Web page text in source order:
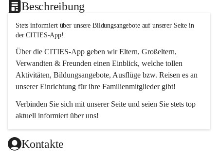
Beschreibung
Stets informiert über unsere Bildungsangebote auf unserer Seite in
der CITIES-App!
Über die CITIES-App geben wir Eltern, Großeltern,
Verwandten & Freunden einen Einblick, welche tollen
Aktivitäten, Bildungsangebote, Ausflüge bzw. Reisen es an
unserer Einrichtung für ihre Familienmitglieder gibt!
Verbinden Sie sich mit unserer Seite und seien Sie stets top
aktuell informiert über uns!
Kontakte